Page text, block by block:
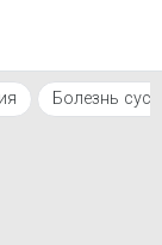
Болезнь